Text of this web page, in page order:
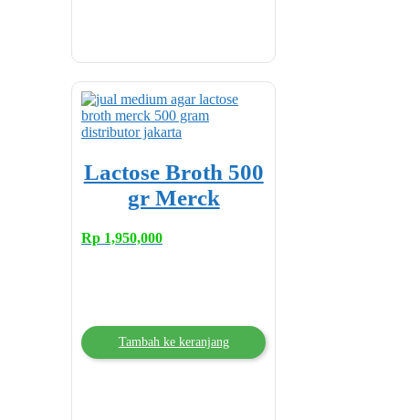
Lactose Broth 500
gr Merck
Rp 1,950,000
Tambah ke keranjang